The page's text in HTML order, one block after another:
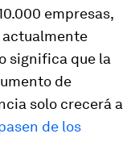
empresas,
actualmente
significa que la
de
solo crecerá a
de los